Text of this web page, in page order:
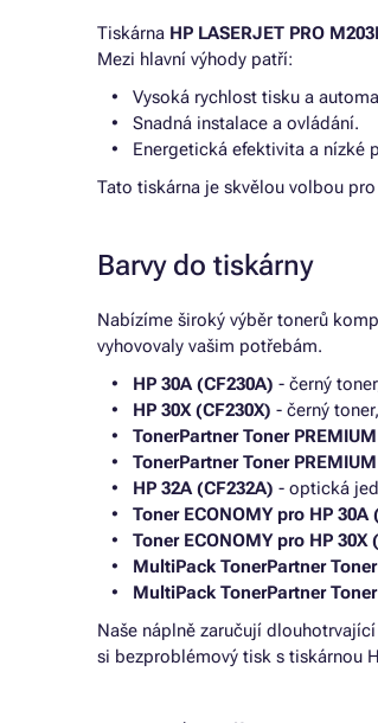
Tiskárna HP LASERJET PRO
Mezi hlavní výhody patří:
Vysoká rychlost tisku a
Snadná instalace a ovládání.
Energetická efektivita a nízké
Tato tiskárna je skvělou volbou
Barvy do tiskárny
Nabízíme široký výběr tonerů
vyhovovaly vašim potřebám.
HP 30A (CF230A) - černý
HP 30X (CF230X) - černý
TonerPartner Toner
TonerPartner Toner
HP 32A (CF232A) - optická
Toner ECONOMY pro HP 30A
Toner ECONOMY pro HP 30X
MultiPack TonerPartner
MultiPack TonerPartner
Naše náplně zaručují
si bezproblémový tisk s tiskárnou